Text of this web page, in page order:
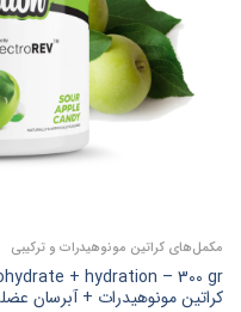
مکمل‌های کراتین مونوهیدرات و ترکیبی
کراتین مونوهیدرات + آبرسان